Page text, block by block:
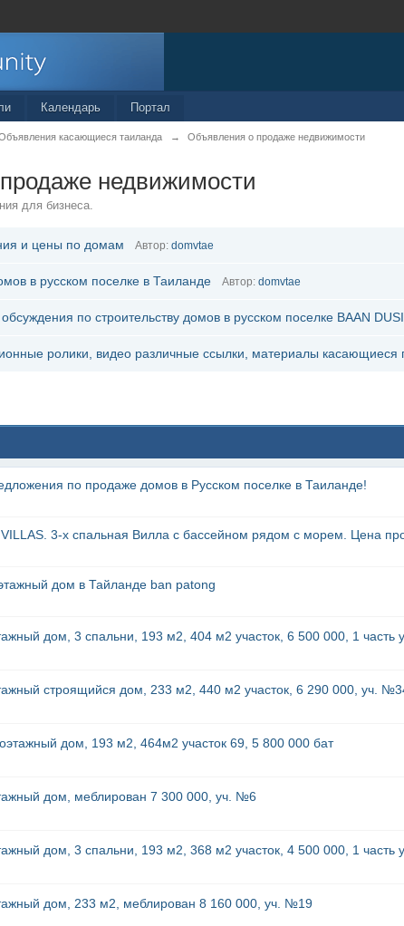
Календарь Портал
касающиеся таиланда → Объявления о продаже недвижимости
недвижимости
для бизнеса.
и цены по домам Автор:domvtae
в русском поселке в Таиланде Автор:domvtae
по строительству домов в русском поселке BAAN
ролики, видео различные ссылки, материалы касающиеся
по продаже домов в Русском поселке в Таиланде!
VILLAS. 3-x спальная Вилла с бассейном рядом с морем. Цена
дом в Тайланде ban patong
дом, 3 спальни, 193 м2, 404 м2 участок, 6 500 000, 1 часть
строящийся дом, 233 м2, 440 м2 участок, 6 290 000, уч.
дом, 193 м2, 464м2 участок 69, 5 800 000 бат
дом, меблирован 7 300 000, уч. №6
дом, 3 спальни, 193 м2, 368 м2 участок, 4 500 000, 1 часть
дом, 233 м2, меблирован 8 160 000, уч. №19